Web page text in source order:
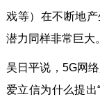
戏等）在不断地
潜力同样非常巨大。
吴日平说，5G网
爱立信为什么提出